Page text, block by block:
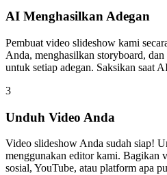
AI Menghasilkan Adegan
Pembuat video slideshow kami
Anda, menghasilkan storyboard,
untuk setiap adegan. Saksikan saat
3
Unduh Video Anda
Video slideshow Anda sudah siap!
menggunakan editor kami. Bagikan
sosial, YouTube, atau platform apa